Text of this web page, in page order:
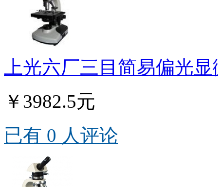
上光六厂三目简易偏光
￥3982.5元
已有 0 人评论